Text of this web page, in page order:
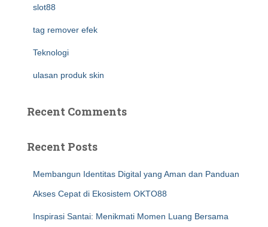
slot88
tag remover efek
Teknologi
ulasan produk skin
Recent Comments
Recent Posts
Membangun Identitas Digital yang Aman dan Panduan
Akses Cepat di Ekosistem OKTO88
Inspirasi Santai: Menikmati Momen Luang Bersama